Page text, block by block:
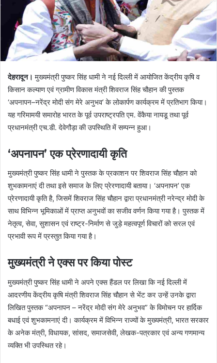
देहरादून।मुख्यमंत्री पुष्कर सिंह धामी ने नई दिल्ली में आयोजित केंद्रीय कृषि व
किसान कल्याण एवं ग्रामीण विकास मंत्री शिवराज सिंह चौहान की पुस्तक
‘अपनापन–नरेंद्र मोदी संग मेरे अनुभव’ के लोकार्पण कार्यक्रम में प्रतिभाग किया।
यह गरिमामयी समारोह भारत के पूर्व उपराष्ट्रपति एम. वेंकैया नायडू तथा पूर्व
प्रधानमंत्री एच.डी. देवेगौड़ा की उपस्थिति में सम्पन्न हुआ।
‘अपनापन’ एक प्रेरणादायी कृति
मुख्यमंत्री पुष्कर सिंह धामी ने पुस्तक के प्रकाशन पर शिवराज सिंह चौहान को
शुभकामनाएं दी तथा इसे समाज के लिए प्रेरणादायी बताया। ‘अपनापन’ एक
प्रेरणादायी कृति है, जिसमें शिवराज सिंह चौहान द्वारा प्रधानमंत्री नरेन्द्र मोदी के
साथ विभिन्न भूमिकाओं में प्राप्त अनुभवों का सजीव वर्णन किया गया है। पुस्तक में
नेतृत्व, सेवा, सुशासन एवं राष्ट्र-निर्माण से जुड़े महत्वपूर्ण विचारों को सरल एवं
प्रभावी रूप में प्रस्तुत किया गया है।
मुख्यमंत्री ने एक्स पर किया पोस्ट
मुख्यमंत्री पुष्कर सिंह धामी ने अपने एक्स हैंडल पर लिखा कि नई दिल्ली में
आदरणीय केंद्रीय कृषि मंत्री शिवराज सिंह चौहान से भेंट कर उन्हें उनके द्वारा
लिखित पुस्तक “अपनापन – नरेंद्र मोदी संग मेरे अनुभव” के विमोचन पर हार्दिक
बधाई एवं शुभकामनाएं दी। कार्यक्रम में विभिन्न राज्यों के मुख्यमंत्री, भारत सरकार
के अनेक मंत्री, विधायक, सांसद, समाजसेवी, लेखक-पत्रकार एवं अन्य गणमान्य
व्यक्ति भी उपस्थित रहे।